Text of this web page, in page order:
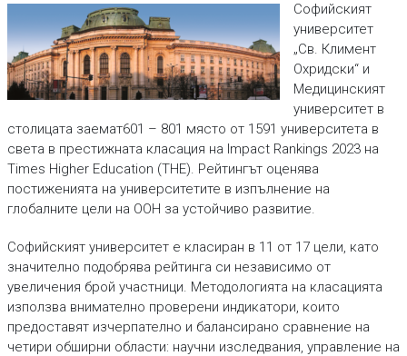
Софийският
университет
„Св. Климент
Охридски“ и
Медицинският
университет в
столицата заемат601 – 801 място от 1591 университета в
света в престижната класация на Impact Rankings 2023 на
Times Higher Education (THE). Рейтингът оценява
постиженията на университетите в изпълнение на
глобалните цели на ООН за устойчиво развитие.
Софийският университет е класиран в 11 от 17 цели, като
значително подобрява рейтинга си независимо от
увеличения брой участници. Методологията на класацията
използва внимателно проверени индикатори, които
предоставят изчерпателно и балансирано сравнение на
четири обширни области: научни изследвания, управление на